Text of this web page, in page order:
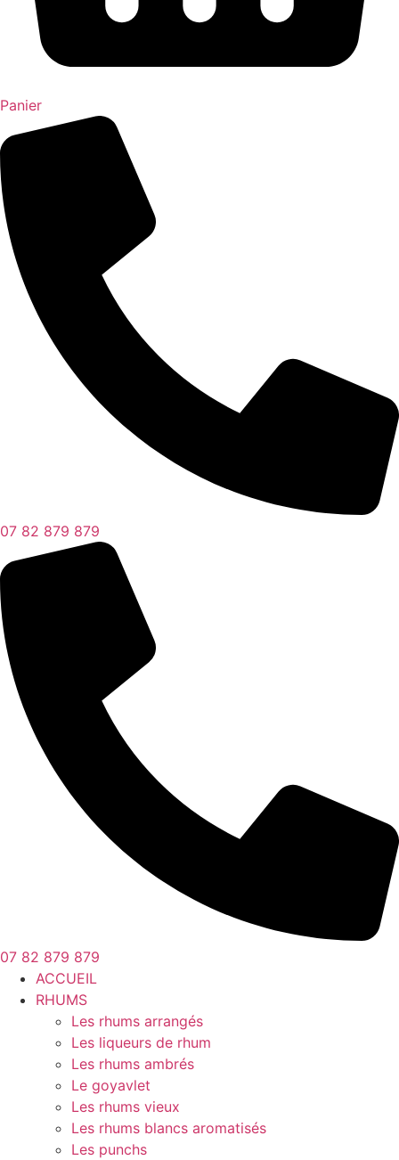
Panier
07 82 879 879
07 82 879 879
ACCUEIL
RHUMS
Les rhums arrangés
Les liqueurs de rhum
Les rhums ambrés
Le goyavlet
Les rhums vieux
Les rhums blancs aromatisés
Les punchs